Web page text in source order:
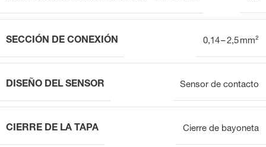
SECCIÓN DE CONEXIÓN 0,14 – 2,5 mm²
DISEÑO DEL SENSOR Sensor de contacto
CIERRE DE LA TAPA Cierre de bayoneta